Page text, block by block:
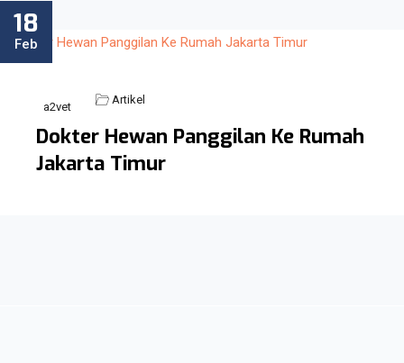
18
Feb
a2vet Artikel
Dokter Hewan Panggilan Ke Rumah
Jakarta Timur